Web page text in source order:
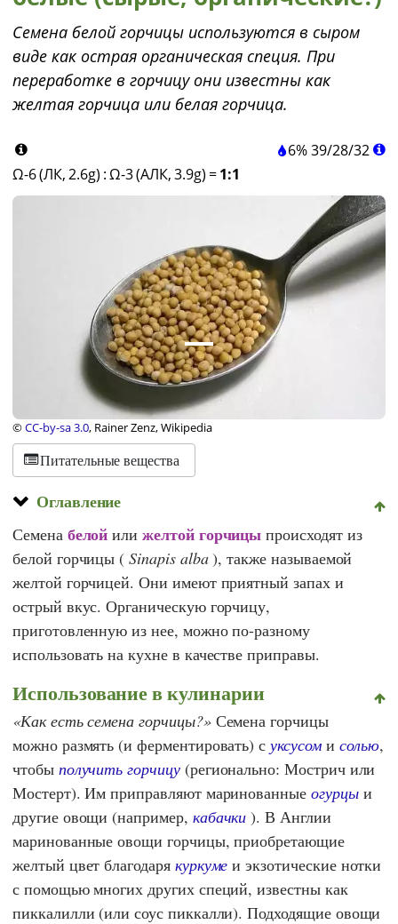
Семена белой горчицы используются в сыром
виде как острая органическая специя. При
переработке в горчицу они известны как
желтая горчица или белая горчица.
6%39/28/32
Ω-6 (ЛК, 2.6g) :Ω-3 (АЛК, 3.9g) =1:1
©CC-by-sa 3.0, Rainer Zenz, Wikipedia
Питательные вещества
Оглавление
Семена белой илижелтой горчицы происходят из
белой горчицы (Sinapis alba), также называемой
желтой горчицей. Они имеют приятный запах и
острый вкус. Органическую горчицу,
приготовленную из нее, можно по-разному
использовать на кухне в качестве приправы.
Использование в кулинарии
Как есть семена горчицы? Семена горчицы
можно размять (и ферментировать) суксусоми солью,
чтобы получить горчицу(регионально: Мострич или
Мостерт). Им приправляют маринованные огурцыи
другие овощи (например, кабачки ). В Англии
маринованные овощи горчицы, приобретающие
желтый цвет благодаря куркуме и экзотические нотки
с помощью многих других специй, известны как
пиккалилли (или соус пиккалли). Подходящие овощи